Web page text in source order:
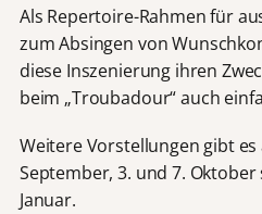
Als Repertoire-Rahmen für
zum Absingen von
diese Inszenierung ihren
beim „Troubadour“ auch
Weitere Vorstellungen gibt es
September, 3. und 7.
Januar.